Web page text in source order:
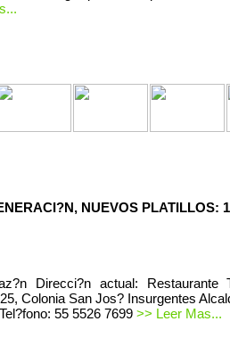
NUEVOS PLATILLOS:
Direcci?n actual: Restaurante
Colonia San Jos? Insurgentes
55 5526 7699 >> Leer Mas...